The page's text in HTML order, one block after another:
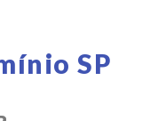
SP